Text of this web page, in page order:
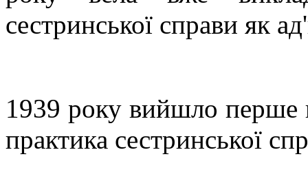
сестринської справи як
1939 року вийшло перше
практика сестринської